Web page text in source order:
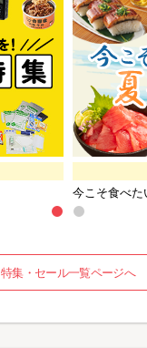
今こそ食べた
特集・セール一覧ページへ